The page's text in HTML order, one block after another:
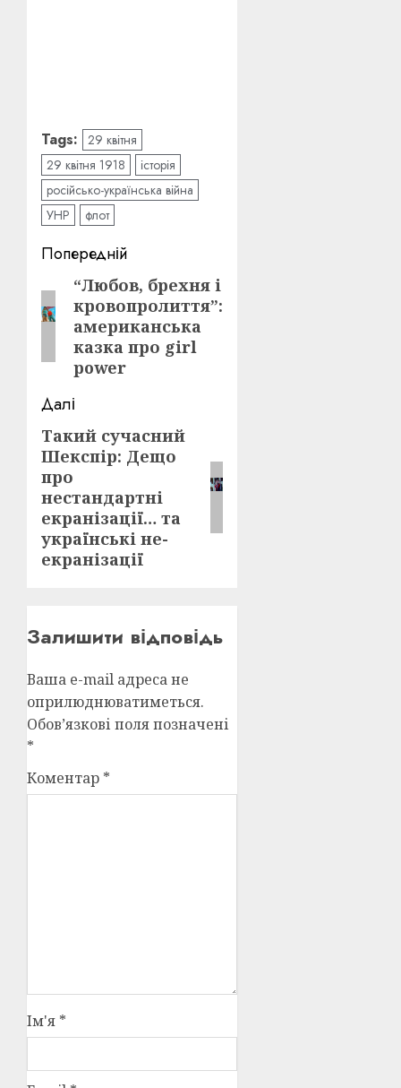
Tags: 29 квітня
29 квітня 1918
історія
російсько-українська війна
УНР
флот
Post
navigation
Попередній
Попередній
запис:
“Любов, брехня і
кровопролиття”:
американська
казка про girl
power
Далі
Наступний
запис:
Такий сучасний
Шекспір: Дещо
про
нестандартні
екранізації… та
українські не-
екранізації
Залишити відповідь
Ваша e-mail адреса не
оприлюднюватиметься.
Обов’язкові поля позначені
*
Коментар *
Ім'я *